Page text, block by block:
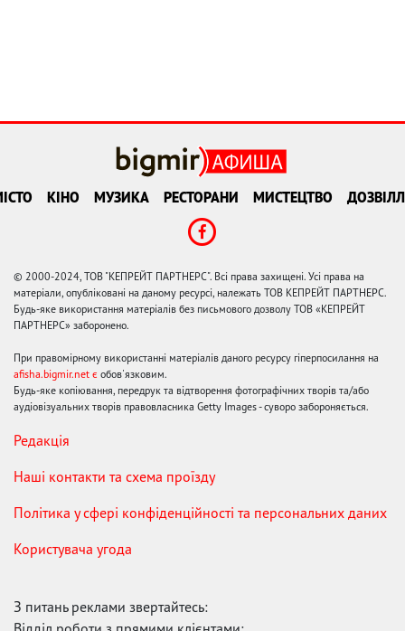
КІНО МУЗИКА РЕСТОРАНИ МИСТЕЦТВО
© 2000-2024, ТОВ "КЕПРЕЙТ ПАРТНЕРС". Всі права захищені. Усі права на
матеріали, опубліковані на даному ресурсі, належать ТОВ КЕПРЕЙТ ПАРТНЕРС.
Будь-яке використання матеріалів без письмового дозволу ТОВ «КЕПРЕЙТ
ПАРТНЕРС» заборонено.
При правомірному використанні матеріалів даного ресурсу гіперпосилання на
afisha.bigmir.net є обов'язковим.
Будь-яке копіювання, передрук та відтворення фотографічних творів та/або
аудіовізуальних творів правовласника Getty Images - суворо забороняється.
Редакція
Наші контакти та схема проїзду
Політика у сфері конфіденційності та персональних даних
Користувача угода
З питань реклами звертайтесь: